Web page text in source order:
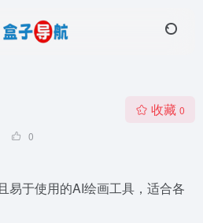
0
收藏 0
易于使用的AI绘画工具，适合各